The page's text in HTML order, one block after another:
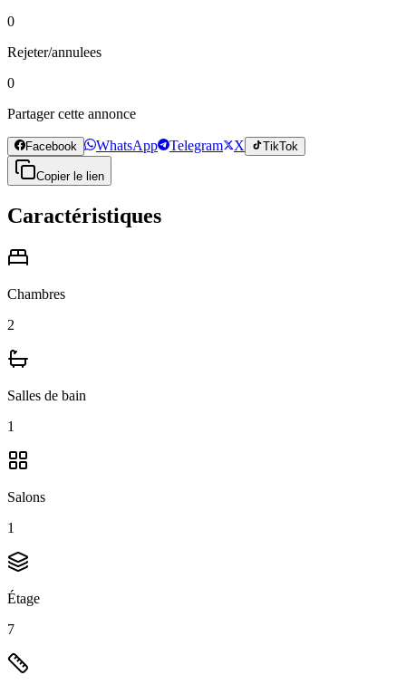
0
Rejeter/annulees
0
Partager cette annonce
Facebook WhatsApp Telegram X TikTok
Copier le lien
Caractéristiques
Chambres
2
Salles de bain
1
Salons
1
Étage
7